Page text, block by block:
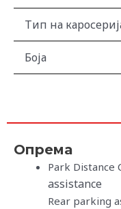
Тип на
Боја
Опрема
Park Distance
assistance
Rear parking